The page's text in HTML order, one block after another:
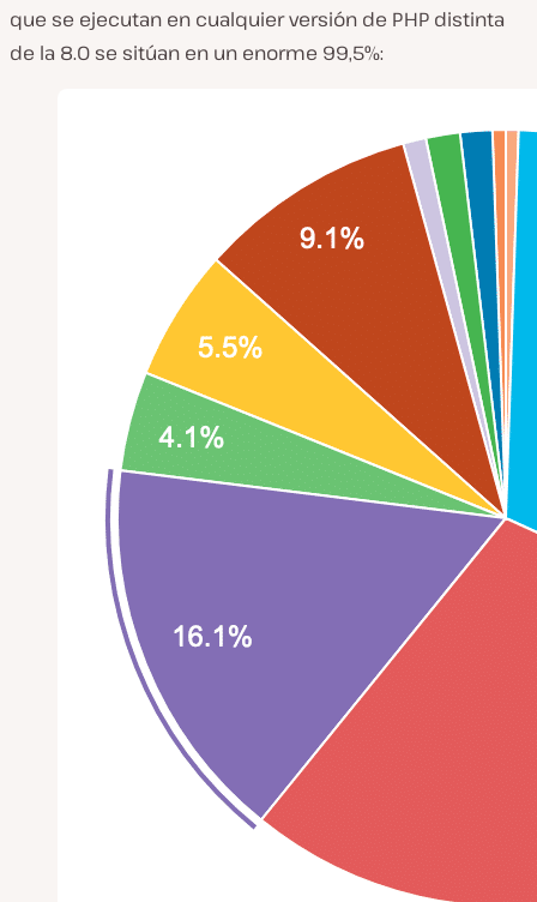
que se ejecutan en cualquier versión de PHP distinta
de la 8.0 se sitúan en un enorme 99,5%: